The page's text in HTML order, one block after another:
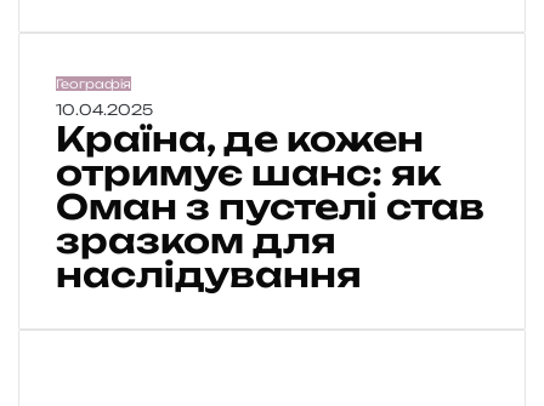
е
ч
е
к
а
є
р
о
п
К
р
н
а
,
е
Географія
10.04.2025
Країна, де кожен
отримує шанс: як
Оман з пустелі став
зразком для
наслідування